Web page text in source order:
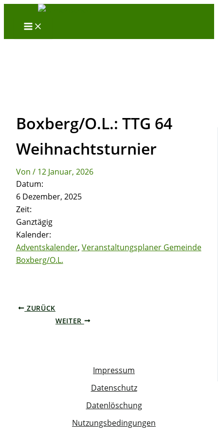
Inhalt
Boxberg/O.L.: TTG 64
Weihnachtsturnier
Von / 12 Januar, 2026
Datum:
6 Dezember, 2025
Zeit:
Ganztägig
Kalender:
Adventskalender, Veranstaltungsplaner Gemeinde
Boxberg/O.L.
ZURÜCK
WEITER
Impressum
Datenschutz
Datenlöschung
Nutzungsbedingungen